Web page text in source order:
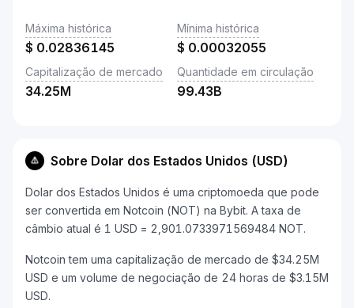
Máxima histórica
$ 0.02836145
Mínima histórica
$ 0.00032055
Capitalização de mercado
34.25M
Quantidade em circulação
99.43B
Sobre Dolar dos Estados Unidos (USD)
Dolar dos Estados Unidos é uma criptomoeda que pode
ser convertida em Notcoin (NOT) na Bybit. A taxa de
câmbio atual é 1 USD = 2,901.0733971569484 NOT.
Notcoin tem uma capitalização de mercado de $34.25M
USD e um volume de negociação de 24 horas de $3.15M
USD.